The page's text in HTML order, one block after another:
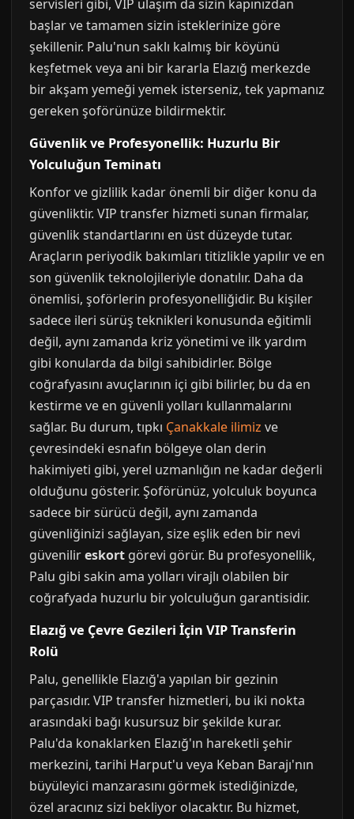
servisleri gibi, VIP ulaşım da sizin kapınızdan
başlar ve tamamen sizin isteklerinize göre
şekillenir. Palu'nun saklı kalmış bir köyünü
keşfetmek veya ani bir kararla Elazığ merkezde
bir akşam yemeği yemek isterseniz, tek yapmanız
gereken şoförünüze bildirmektir.
Güvenlik ve Profesyonellik: Huzurlu Bir
Yolculuğun Teminatı
Konfor ve gizlilik kadar önemli bir diğer konu da
güvenliktir. VIP transfer hizmeti sunan firmalar,
güvenlik standartlarını en üst düzeyde tutar.
Araçların periyodik bakımları titizlikle yapılır ve en
son güvenlik teknolojileriyle donatılır. Daha da
önemlisi, şoförlerin profesyonelliğidir. Bu kişiler
sadece ileri sürüş teknikleri konusunda eğitimli
değil, aynı zamanda kriz yönetimi ve ilk yardım
gibi konularda da bilgi sahibidirler. Bölge
coğrafyasını avuçlarının içi gibi bilirler, bu da en
kestirme ve en güvenli yolları kullanmalarını
sağlar. Bu durum, tıpkı Çanakkale ilimiz ve
çevresindeki esnafın bölgeye olan derin
hakimiyeti gibi, yerel uzmanlığın ne kadar değerli
olduğunu gösterir. Şoförünüz, yolculuk boyunca
sadece bir sürücü değil, aynı zamanda
güvenliğinizi sağlayan, size eşlik eden bir nevi
güvenilireskort görevi görür. Bu profesyonellik,
Palu gibi sakin ama yolları virajlı olabilen bir
coğrafyada huzurlu bir yolculuğun garantisidir.
Elazığ ve Çevre Gezileri İçin VIP Transferin
Rolü
Palu, genellikle Elazığ'a yapılan bir gezinin
parçasıdır. VIP transfer hizmetleri, bu iki nokta
arasındaki bağı kusursuz bir şekilde kurar.
Palu'da konaklarken Elazığ'ın hareketli şehir
merkezini, tarihi Harput'u veya Keban Barajı'nın
büyüleyici manzarasını görmek istediğinizde,
özel aracınız sizi bekliyor olacaktır. Bu hizmet,